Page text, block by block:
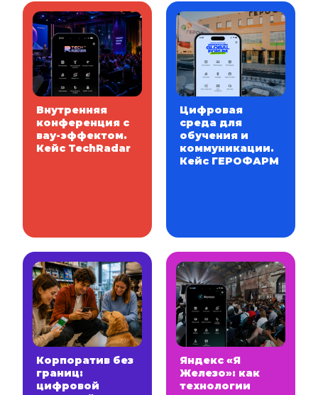
Внутренняя
конференция с
вау-эффектом.
Кейс TechRadar
Цифровая
среда для
обучения и
коммуникации.
Кейс ГЕРОФАРМ
Корпоратив без
границ:
цифровой
Яндекс «Я
Железо»: как
технологии